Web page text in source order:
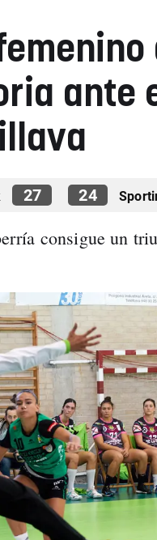
ante
27 24
consigue un